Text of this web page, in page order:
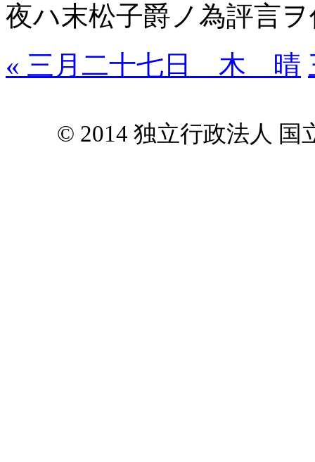
夜ハ末松子爵ノ為評言
« 三月二十七日 木 晴
© 2014 独立行政法人 国